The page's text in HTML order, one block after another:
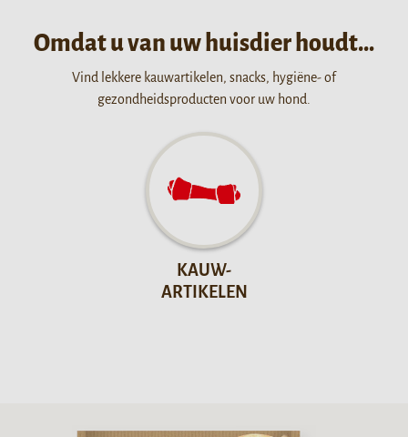
Omdat u van uw huisdier houdt…
Vind lekkere kauwartikelen, snacks, hygiëne- of
gezondheidsproducten voor uw hond.
KAUW-
ARTIKELEN